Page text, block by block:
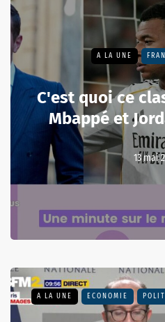
A LA UNE
C'est quoi ce
Mbappé et
13 mai
A LA UNE ECONOMIE